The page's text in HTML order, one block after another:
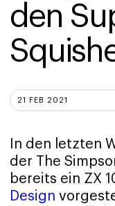
den
21 FEB 2021
In den letzten
der The
bereits ein ZX
Design